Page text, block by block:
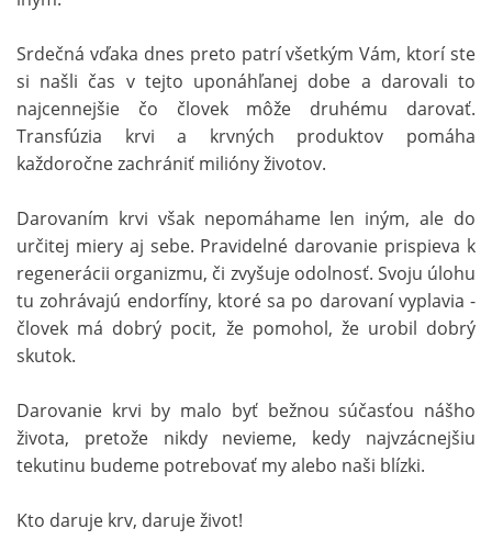
Srdečná vďaka dnes preto patrí všetkým Vám, ktorí ste
si našli čas v tejto uponáhľanej dobe a darovali to
najcennejšie čo človek môže druhému darovať.
Transfúzia krvi a krvných produktov pomáha
každoročne zachrániť milióny životov.
Darovaním krvi však nepomáhame len iným, ale do
určitej miery aj sebe. Pravidelné darovanie prispieva k
regenerácii organizmu, či zvyšuje odolnosť. Svoju úlohu
tu zohrávajú endorfíny, ktoré sa po darovaní vyplavia -
človek má dobrý pocit, že pomohol, že urobil dobrý
skutok.
Darovanie krvi by malo byť bežnou súčasťou nášho
života, pretože nikdy nevieme, kedy najvzácnejšiu
tekutinu budeme potrebovať my alebo naši blízki.
Kto daruje krv, daruje život!